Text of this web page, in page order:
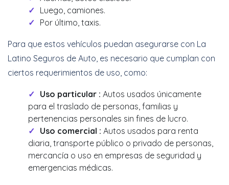
Luego, camiones.
Por último, taxis.
Para que estos vehículos puedan asegurarse con La
Latino Seguros de Auto, es necesario que cumplan con
ciertos requerimientos de uso, como:
Uso particular : Autos usados únicamente
para el traslado de personas, familias y
pertenencias personales sin fines de lucro.
Uso comercial : Autos usados para renta
diaria, transporte público o privado de personas,
mercancía o uso en empresas de seguridad y
emergencias médicas.